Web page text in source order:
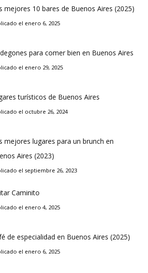
mejores 10 bares de Buenos Aires (2025)
el enero 6, 2025
para comer bien en Buenos Aires
el enero 29, 2025
turísticos de Buenos Aires
el octubre 26, 2024
mejores lugares para un brunch en
Aires (2023)
el septiembre 26, 2023
Caminito
el enero 4, 2025
de especialidad en Buenos Aires (2025)
el enero 6, 2025